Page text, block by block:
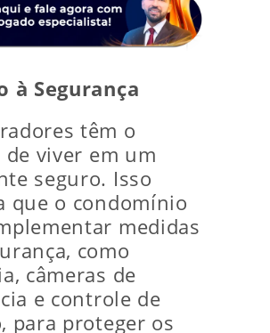
à Segurança
têm o
viver em um
seguro. Isso
que o condomínio
medidas
como
câmeras de
e controle de
para proteger os